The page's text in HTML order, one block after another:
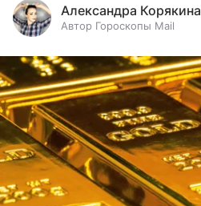
Александра Корякина
Автор Гороскопы Mail